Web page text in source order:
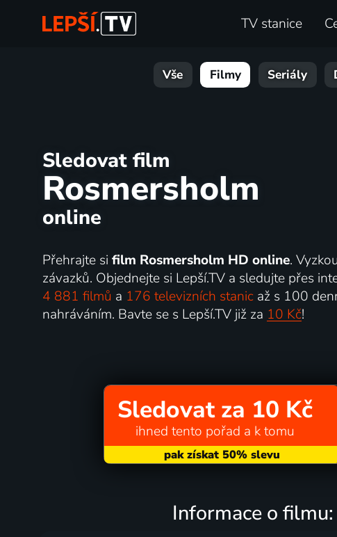
TV stanice
Vše Filmy Seriály
Sledovat film
Rosmersholm
online
Přehrajte si film Rosmersholm HD online.
závazků. Objednejte si Lepší.TV a sledujte přes
4 881 filmů a 176 televizních stanicaž s 100
nahráváním. Bavte se s Lepší.TV již za 10 Kč!
Sledovat za 10 Kč
ihned tento pořad a k tomu
Informace o